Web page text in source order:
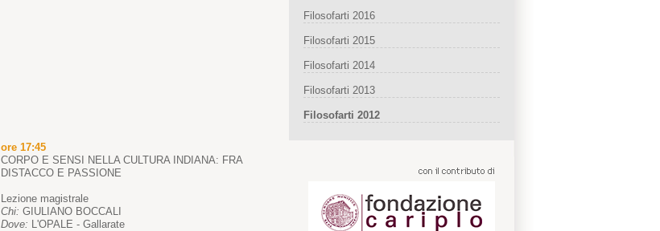
ore 17:45
CORPO E SENSI NELLA CULTURA INDIANA: FRA
DISTACCO E PASSIONE
Lezione magistrale
Chi: GIULIANO BOCCALI
Dove: L'OPALE - Gallarate
Filosofarti 2016
Filosofarti 2015
Filosofarti 2014
Filosofarti 2013
Filosofarti 2012